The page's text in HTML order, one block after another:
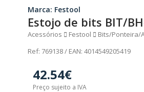
Marca: Festool
Estojo de bits BIT/
Acessórios Festool
Bits/Ponteira/
Ref: 769138 / EAN: 4014549205419
42.54€
Preço sujeito a IVA